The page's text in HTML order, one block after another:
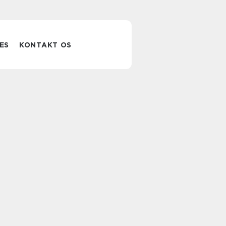
KONTAKT OS